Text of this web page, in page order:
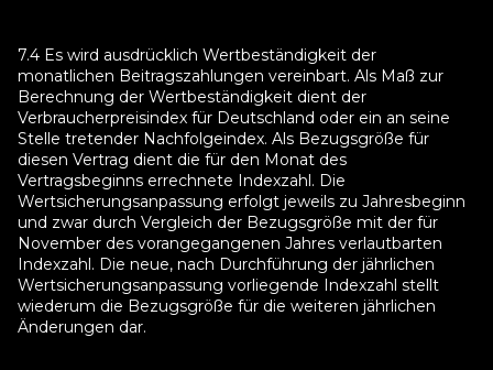
7.4 Es wird ausdrücklich Wertbeständigkeit der
monatlichen Beitragszahlungen vereinbart. Als Maß zur
Berechnung der Wertbeständigkeit dient der
Verbraucherpreisindex für Deutschland oder ein an seine
Stelle tretender Nachfolgeindex. Als Bezugsgröße für
diesen Vertrag dient die für den Monat des
Vertragsbeginns errechnete Indexzahl. Die
Wertsicherungsanpassung erfolgt jeweils zu Jahresbeginn
und zwar durch Vergleich der Bezugsgröße mit der für
November des vorangegangenen Jahres verlautbarten
Indexzahl. Die neue, nach Durchführung der jährlichen
Wertsicherungsanpassung vorliegende Indexzahl stellt
wiederum die Bezugsgröße für die weiteren jährlichen
Änderungen dar.